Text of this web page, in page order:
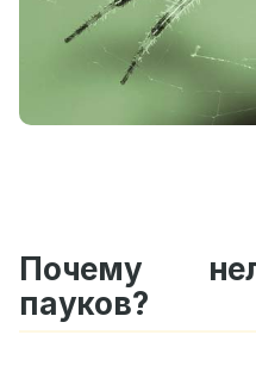
Почему
пауков?